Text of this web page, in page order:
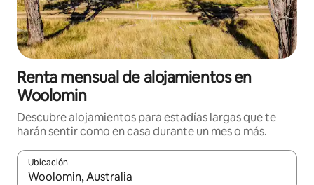
Renta mensual de alojamientos en
Woolomin
Descubre alojamientos para estadías largas que te
harán sentir como en casa durante un mes o más.
Ubicación
Cuando los resultados estén disponibles, navega con las